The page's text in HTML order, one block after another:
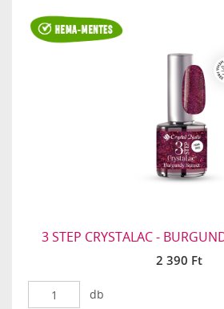
3 STEP CRYSTALAC -
2 390 Ft
db